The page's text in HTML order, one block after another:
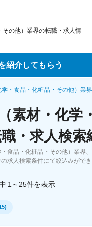
その他）業界の転職・求人情
紹介してもらう
ービス
ス
ジェントサービス
・食品・化粧品・その他）業界
素材・化学
・求人検索
食品・化粧品・その他）業界
求人検索条件にて絞込みができ
1～25件を表示
)